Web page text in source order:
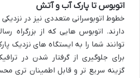
اتوبوس تا پارک آب و آتش
خطوط اتوبوسرانی متعددی نیز در
دارند. اتوبوس هایی که از بزرگراه
توانند شما را به ایستگاه های نزدیک
برای جلوگیری از گرفتار شدن در
گزینه سریع تر و قابل اطمینان تری